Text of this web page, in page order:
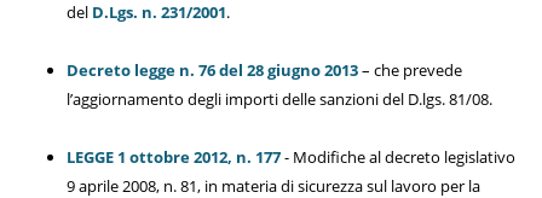
del D.Lgs. n. 231/2001.
Decreto legge n. 76 del 28 giugno 2013– che prevede
l’aggiornamento degli importi delle sanzioni del D.lgs. 81/08.
LEGGE 1 ottobre 2012, n. 177- Modifiche al decreto legislativo
9 aprile 2008, n. 81, in materia di sicurezza sul lavoro per la